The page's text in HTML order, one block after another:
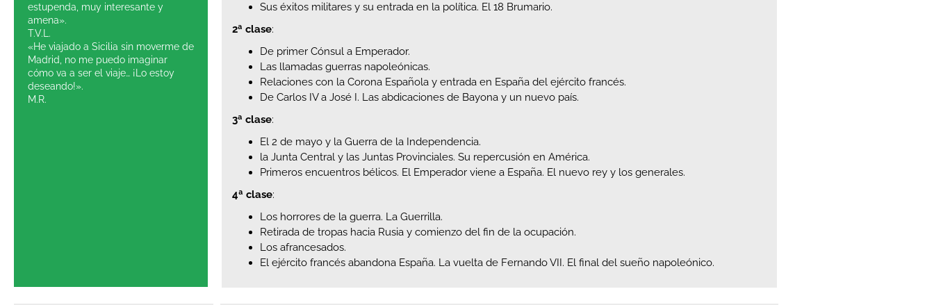
estupenda, muy interesante y
amena».
T.V.L.
«He viajado a Sicilia sin moverme de
Madrid, no me puedo imaginar
cómo va a ser el viaje… ¡Lo estoy
deseando!».
M.R.
Sus éxitos militares y su entrada en la política. El 18 Brumario.
2ª clase:
De primer Cónsul a Emperador.
Las llamadas guerras napoleónicas.
Relaciones con la Corona Española y entrada en España del ejército francés.
De Carlos IV a José I. Las abdicaciones de Bayona y un nuevo país.
3ª clase:
El 2 de mayo y la Guerra de la Independencia.
la Junta Central y las Juntas Provinciales. Su repercusión en América.
Primeros encuentros bélicos. El Emperador viene a España. El nuevo rey y los generales.
4ª clase:
Los horrores de la guerra. La Guerrilla.
Retirada de tropas hacia Rusia y comienzo del fin de la ocupación.
Los afrancesados.
El ejército francés abandona España. La vuelta de Fernando VII. El final del sueño napoleónico.